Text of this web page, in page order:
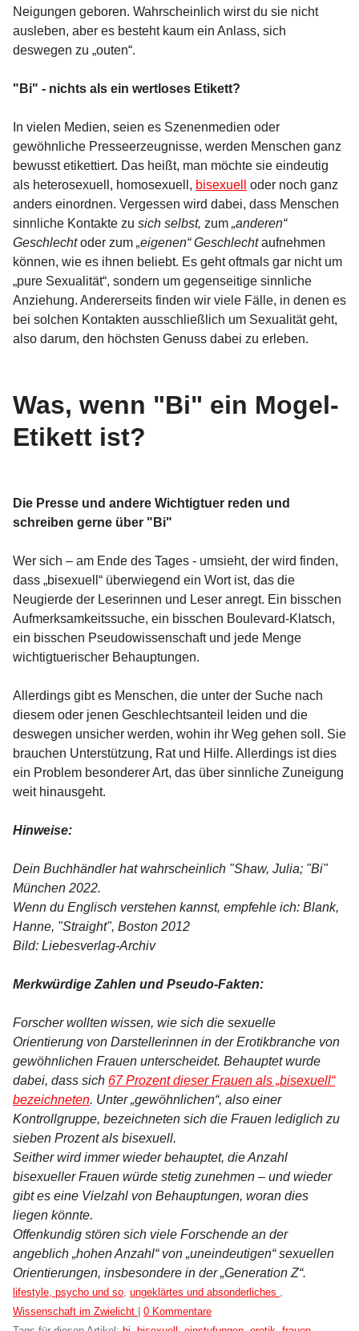
Neigungen geboren. Wahrscheinlich wirst du sie nicht
ausleben, aber es besteht kaum ein Anlass, sich
deswegen zu „outen“.
"Bi" - nichts als ein wertloses Etikett?
In vielen Medien, seien es Szenenmedien oder
gewöhnliche Presseerzeugnisse, werden Menschen ganz
bewusst etikettiert. Das heißt, man möchte sie eindeutig
als heterosexuell, homosexuell, bisexuell
oder noch ganz
anders einordnen. Vergessen wird dabei, dass Menschen
sinnliche Kontakte zu sich selbst, zum „anderen“
Geschlechtoder zum „eigenen“ Geschlechtaufnehmen
können, wie es ihnen beliebt. Es geht oftmals gar nicht um
„pure Sexualität“, sondern um gegenseitige sinnliche
Anziehung. Andererseits finden wir viele Fälle, in denen es
bei solchen Kontakten ausschließlich um Sexualität geht,
also darum, den höchsten Genuss dabei zu erleben.
Was, wenn "Bi" ein Mogel-
Etikett ist?
Die Presse und andere Wichtigtuer reden und
schreiben gerne über "Bi"
Wer sich – am Ende des Tages - umsieht, der wird finden,
dass „bisexuell“ überwiegend ein Wort ist, das die
Neugierde der Leserinnen und Leser anregt. Ein bisschen
Aufmerksamkeitssuche, ein bisschen Boulevard-Klatsch,
ein bisschen Pseudowissenschaft und jede Menge
wichtigtuerischer Behauptungen.
Allerdings gibt es Menschen, die unter der Suche nach
diesem oder jenen Geschlechtsanteil leiden und die
deswegen unsicher werden, wohin ihr Weg gehen soll. Sie
brauchen Unterstützung, Rat und Hilfe. Allerdings ist dies
ein Problem besonderer Art, das über sinnliche Zuneigung
weit hinausgeht.
Hinweise:
Dein Buchhändler hat wahrscheinlich "Shaw, Julia; "Bi"
München 2022.
Wenn du Englisch verstehen kannst, empfehle ich: Blank,
Hanne, "Straight", Boston 2012
Bild: Liebesverlag-Archiv
Merkwürdige Zahlen und Pseudo-Fakten:
Forscher wollten wissen, wie sich die sexuelle
Orientierung von Darstellerinnen in der Erotikbranche von
gewöhnlichen Frauen unterscheidet. Behauptet wurde
dabei, dass sich 67 Prozent dieser Frauen als „bisexuell“
bezeichneten. Unter „gewöhnlichen“, also einer
Kontrollgruppe, bezeichneten sich die Frauen lediglich zu
sieben Prozent als bisexuell.
Seither wird immer wieder behauptet, die Anzahl
bisexueller Frauen würde stetig zunehmen – und wieder
gibt es eine Vielzahl von Behauptungen, woran dies
liegen könnte.
Offenkundig stören sich viele Forschende an der
angeblich „hohen Anzahl“ von „uneindeutigen“ sexuellen
Orientierungen, insbesondere in der „Generation Z“.
Kategorien:
lifestyle, psycho und so ungeklärtes und absonderliches
Wissenschaft im Zwielicht
0 Kommentare